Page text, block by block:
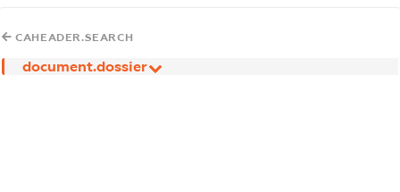
CAHEADER.SEARCH
document.dossier